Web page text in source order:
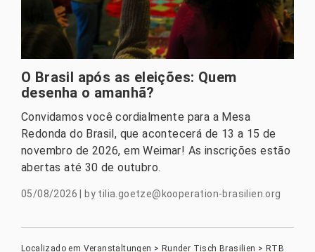
O Brasil após as eleições: Quem
desenha o amanhã?
Convidamos você cordialmente para a Mesa
Redonda do Brasil, que acontecerá de 13 a 15 de
novembro de 2026, em Weimar! As inscrições estão
abertas até 30 de outubro.
05/08/2026 by tilia.goetze@kooperation-brasilien.org
Localizado em Veranstaltungen > Runder Tisch Brasilien > RTB